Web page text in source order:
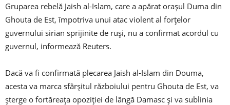
Gruparea rebelă Jaish al-Islam, care a apărat orașul Duma din
Ghouta de Est, împotriva unui atac violent al forțelor
guvernului sirian sprijinite de ruși, nu a confirmat acordul cu
guvernul, informează Reuters.
Dacă va fi confirmată plecarea Jaish al-Islam din Douma,
acesta va marca sfârșitul războiului pentru Ghouta de Est, va
șterge o fortăreața opoziției de lângă Damasc și va sublinia